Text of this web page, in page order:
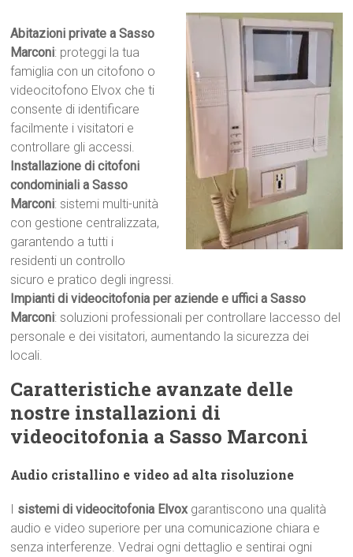
Abitazioni private a Sasso
Marconi: proteggi la tua
famiglia con un citofono o
videocitofono Elvox che ti
consente di identificare
facilmente i visitatori e
controllare gli accessi.
Installazione di citofoni
condominiali a Sasso
Marconi: sistemi multi-unità
con gestione centralizzata,
garantendo a tutti i
residenti un controllo
sicuro e pratico degli ingressi.
Impianti di videocitofonia per aziende e uffici a Sasso
Marconi: soluzioni professionali per controllare laccesso del
personale e dei visitatori, aumentando la sicurezza dei
locali.
Caratteristiche avanzate delle
nostre installazioni di
videocitofonia a Sasso Marconi
Audio cristallino e video ad alta risoluzione
I sistemi di videocitofonia Elvoxgarantiscono una qualità
audio e video superiore per una comunicazione chiara e
senza interferenze. Vedrai ogni dettaglio e sentirai ogni